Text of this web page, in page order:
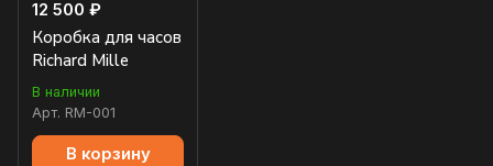
12 500 ₽
Коробка для часов
Richard Mille
В наличии
Арт. RM-001
В корзину